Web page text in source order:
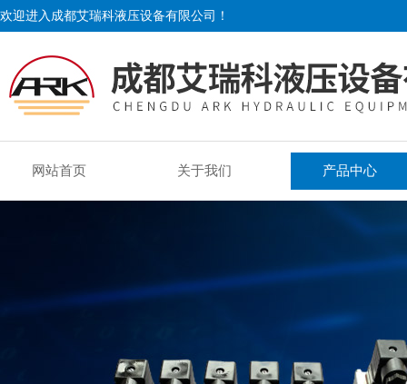
欢迎进入成都艾瑞科液压设备有限公司！
网站首页 关于我们 产品中心